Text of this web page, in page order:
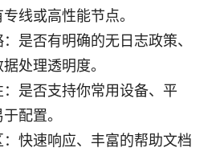
线或高性能节点。
是否有明确的无日志政策、
处理透明度。
是否支持你常用设备、平
配置。
快速响应、丰富的帮助文档